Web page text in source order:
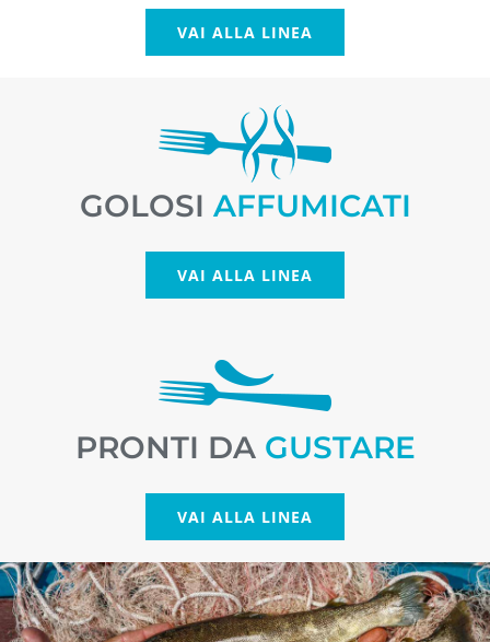
VAI ALLA LINEA
GOLOSI AFFUMICATI
VAI ALLA LINEA
PRONTI DA GUSTARE
VAI ALLA LINEA